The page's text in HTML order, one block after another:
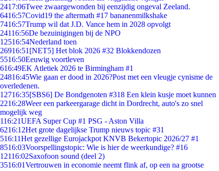
2417:06Twee zwaargewonden bij eenzijdig ongeval Zeeland.
6416:57Covid19 the aftermath #17 bananenmilkshake
7416:57Trump wil dat J.D. Vance hem in 2028 opvolgt
24116:56De bezuinigingen bij de NPO
12516:54Nederland toen
26916:51 [NET5] Het blok 2026 #32 Blokkendozen
5516:50Eeuwig voortleven
616:49EK Atletiek 2026 te Birmingham #1
24816:45Wie gaan er dood in 2026?Post met een vleugje cynisme de
overledenen.
12716:35[SBS6] De Bondgenoten #318 Een klein kusje moet kunnen
2216:28Weer een parkeergarage dicht in Dordrecht, auto's zo snel
mogelijk weg
116:21UEFA Super Cup #1 PSG - Aston Villa
6216:12Het grote dagelijkse Trump nieuws topic #31
516:11Het gezellige Eurojackpot KNVB Bekertopic 2026/27 #1
8516:03Voorspellingstopic: Wie is hier de weerkundige? #16
12116:02Saxofoon sound (deel 2)
3516:01Vertrouwen in economie neemt flink af, op een na grootse